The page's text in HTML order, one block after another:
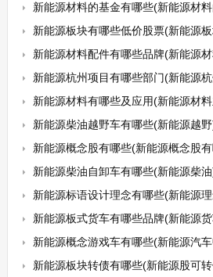
新能源材料的基金有哪些(新能源材
新能源板块有哪些低价股票(新能源
新能源材料配件有哪些品牌(新能源
新能源杭州项目有哪些部门(新能源
新能源材料有哪些及应用(新能源材
新能源柴油越野车有哪些(新能源越
新能源概念股有哪些(新能源概念股
新能源柴油自卸车有哪些(新能源柴
新能源标语设计理念有哪些(新能源
新能源板式货车有哪些品牌(新能源
新能源概念游戏车有哪些(新能源汽
新能源板块转债有哪些(新能源股可